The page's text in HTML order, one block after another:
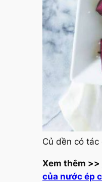
Củ dền có
Xem thêm >>
của nước ép